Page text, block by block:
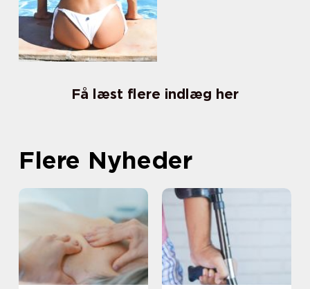
Få læst flere indlæg her
Flere Nyheder